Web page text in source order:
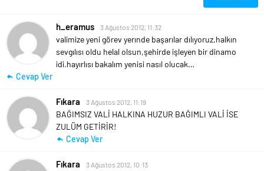
h_eramus 3 Ağustos 2012, 11:32
valimize yeni görev yerınde başarılar dılıyoruz,halkın
sevgılısı oldu helal olsun,şehirde işleyen bir dinamo
idi.hayırlısı bakalım yenisi nasıl olucak…
Cevap Ver
Fıkara 3 Ağustos 2012, 11:19
BAĞIMSIZ VALİ HALKINA HUZUR BAĞIMLI VALİ İSE
ZULÜM GETİRİR!
Cevap Ver
Fıkara 3 Ağustos 2012, 10:13